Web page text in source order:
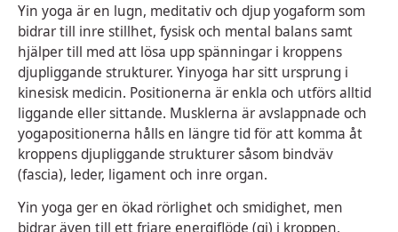
Yin yoga är en lugn, meditativ och djup yogaform som
bidrar till inre stillhet, fysisk och mental balans samt
hjälper till med att lösa upp spänningar i kroppens
djupliggande strukturer. Yinyoga har sitt ursprung i
kinesisk medicin. Positionerna är enkla och utförs alltid
liggande eller sittande. Musklerna är avslappnade och
yogapositionerna hålls en längre tid för att komma åt
kroppens djupliggande strukturer såsom bindväv
(fascia), leder, ligament och inre organ.
Yin yoga ger en ökad rörlighet och smidighet, men
bidrar även till ett friare energiflöde (qi) i kroppen,